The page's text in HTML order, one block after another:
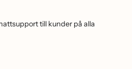
till kunder på alla